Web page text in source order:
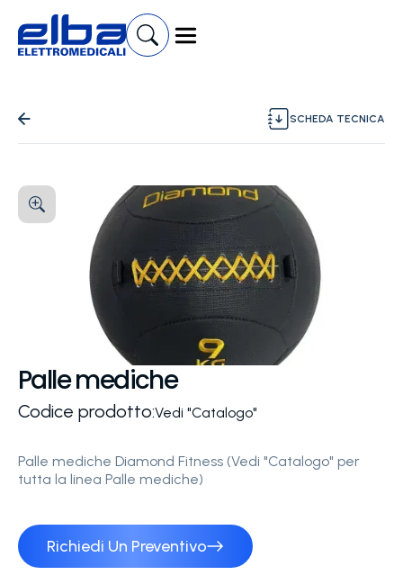
SCHEDA TECNICA
Palle mediche
Codice prodotto:Vedi "Catalogo"
Palle mediche Diamond Fitness (Vedi "Catalogo" per
tutta la linea Palle mediche)
Richiedi Un Preventivo